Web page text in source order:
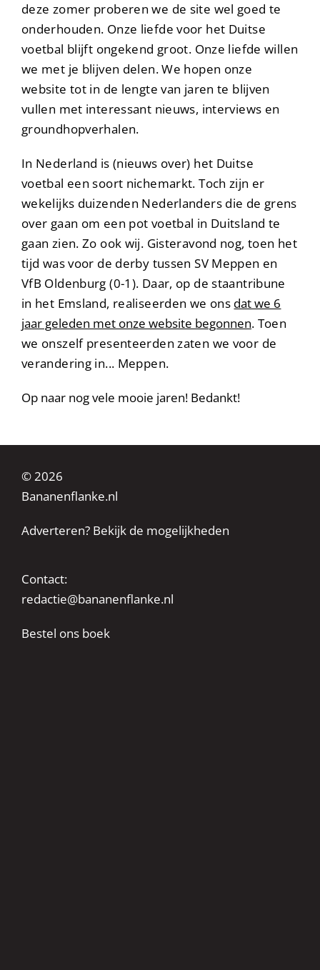
deze zomer proberen we de site wel goed te
onderhouden. Onze liefde voor het Duitse
voetbal blijft ongekend groot. Onze liefde willen
we met je blijven delen. We hopen onze
website tot in de lengte van jaren te blijven
vullen met interessant nieuws, interviews en
groundhopverhalen.
In Nederland is (nieuws over) het Duitse
voetbal een soort nichemarkt. Toch zijn er
wekelijks duizenden Nederlanders die de grens
over gaan om een pot voetbal in Duitsland te
gaan zien. Zo ook wij. Gisteravond nog, toen het
tijd was voor de derby tussen SV Meppen en
VfB Oldenburg (0-1). Daar, op de staantribune
in het Emsland, realiseerden we ons dat we 6
jaar geleden met onze website begonnen. Toen
we onszelf presenteerden zaten we voor de
verandering in... Meppen.
Op naar nog vele mooie jaren! Bedankt!
© 2026
Bananenflanke.nl
Adverteren? Bekijk de mogelijkheden
Contact:
redactie@bananenflanke.nl
Bestel ons boek